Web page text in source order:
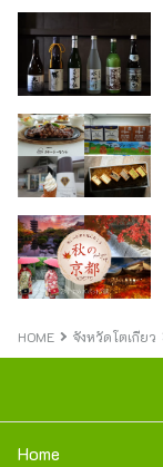
HOME จังหวัดโตเกียว
Home